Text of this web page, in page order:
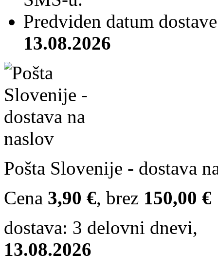
Predviden datum
13.08.2026
Pošta Slovenije - dostava
Cena 3,90 €, brez 150,00 €
dostava: 3 delovni dnevi,
13.08.2026